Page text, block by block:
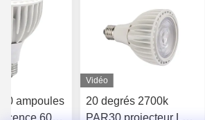
ampoules
60
Vidéo
20 degrés 2700k
PAR30 projecteur LED